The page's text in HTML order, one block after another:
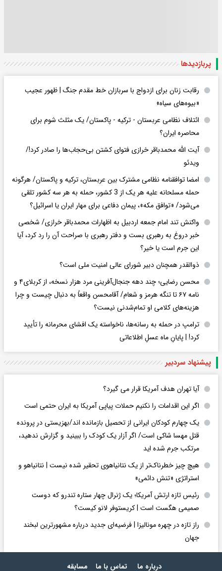
پربازدید‌ها
رقابت زنان برای ازدواج با سربازان خط مقدم جنگ | ظهور عجیب
«بیوه‌های سیاه»
ائتلاف نظامی عربستان - ترکیه - پاکستان/ یک مثلث شوم برای
محاصره ایران؟
آیت الله محمدباقر خرازی فتوای کشتن بی‌حجاب‌ها را صادر کرد!/
ویدئو
امضا توافقنامه نظامی مشترک بین عربستان، ترکیه و پاکستان/ هرگونه
حمله مسلحانه علیه هر یک از 3 کشور، حمله به هر سه کشور تلقی
می‌شود/ «توافق مکه»، پیمان دفاعی برای مهار ایران یا اسرائیل؟
واکنش تند امام جمعه اردبیل به اظهارات محمدباقر خرازی/ شخصی
خبر دروغ به رهبری بست و دفتر رهبری با صراحت آن را رد کرد، آیا
این جرم است یا خیر؟
ذوالقدر همچنان دبیر شورای ‌عالی امنیت ملی است؟
محسن رضایی؛ چند دهه جنجال‌آفرینی مرد هزار نسخه، از کربلای۴ و
نامه ۶۷ تا تنگه هرمز و شعام/ آقا‌محسن واقعاً به دنبال چیست و چرا
هزینه‌های کلامی او تمام‌شدنی نیست؟
ترامپ در حمله‌ به رسانه‌ها، ناخواسته یک افشای محرمانه را تأیید
کرد! |‌ پایانِ ماه عسلِ اطلاعاتی
پیشنهاد سردبیر
آیا تهران هدف آمریکا قرار می گیرد؟
اگر این اقدامات را نکنیم حملات پیاپی آمریکا به ایران حتمی است
یک چهارم کودکان ایرانی از تحصیل بازمانده اند/بهزیستی در پرونده
قتل مهسا شاکی است/ اگر آزار یک کودک را ببینید و گزارش ندهید،
مرتکب جرم شده اید
هیچ چیز خطرناک‌تر از یک نتانیاهوی تحقیر شده نیست | نتانیاهو و
استراتژی «تنش دائمی»
رئیس تازه ارتش آمریکا؛ یک ژنرال چهار ستاره تندرو که دوست
صمیمی هگست است | کریستوفر لانو کیست؟
راز تازه در چهره مونالیزا | فرضیه‌ای جدید درباره مشهورترین لبخند
جهان
درباره ما تماس با ما مسابقه